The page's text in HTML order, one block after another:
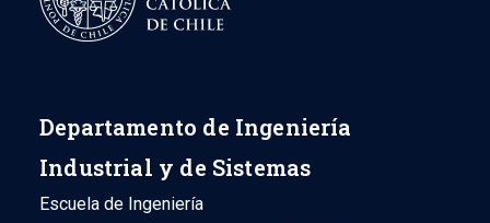
Departamento de Ingeniería
Industrial y de Sistemas
Escuela de Ingeniería